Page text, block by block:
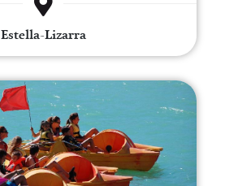
Estella-Lizarra
Alquiler de piraguas e